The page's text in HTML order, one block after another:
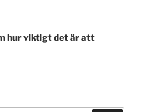
hur viktigt det är att